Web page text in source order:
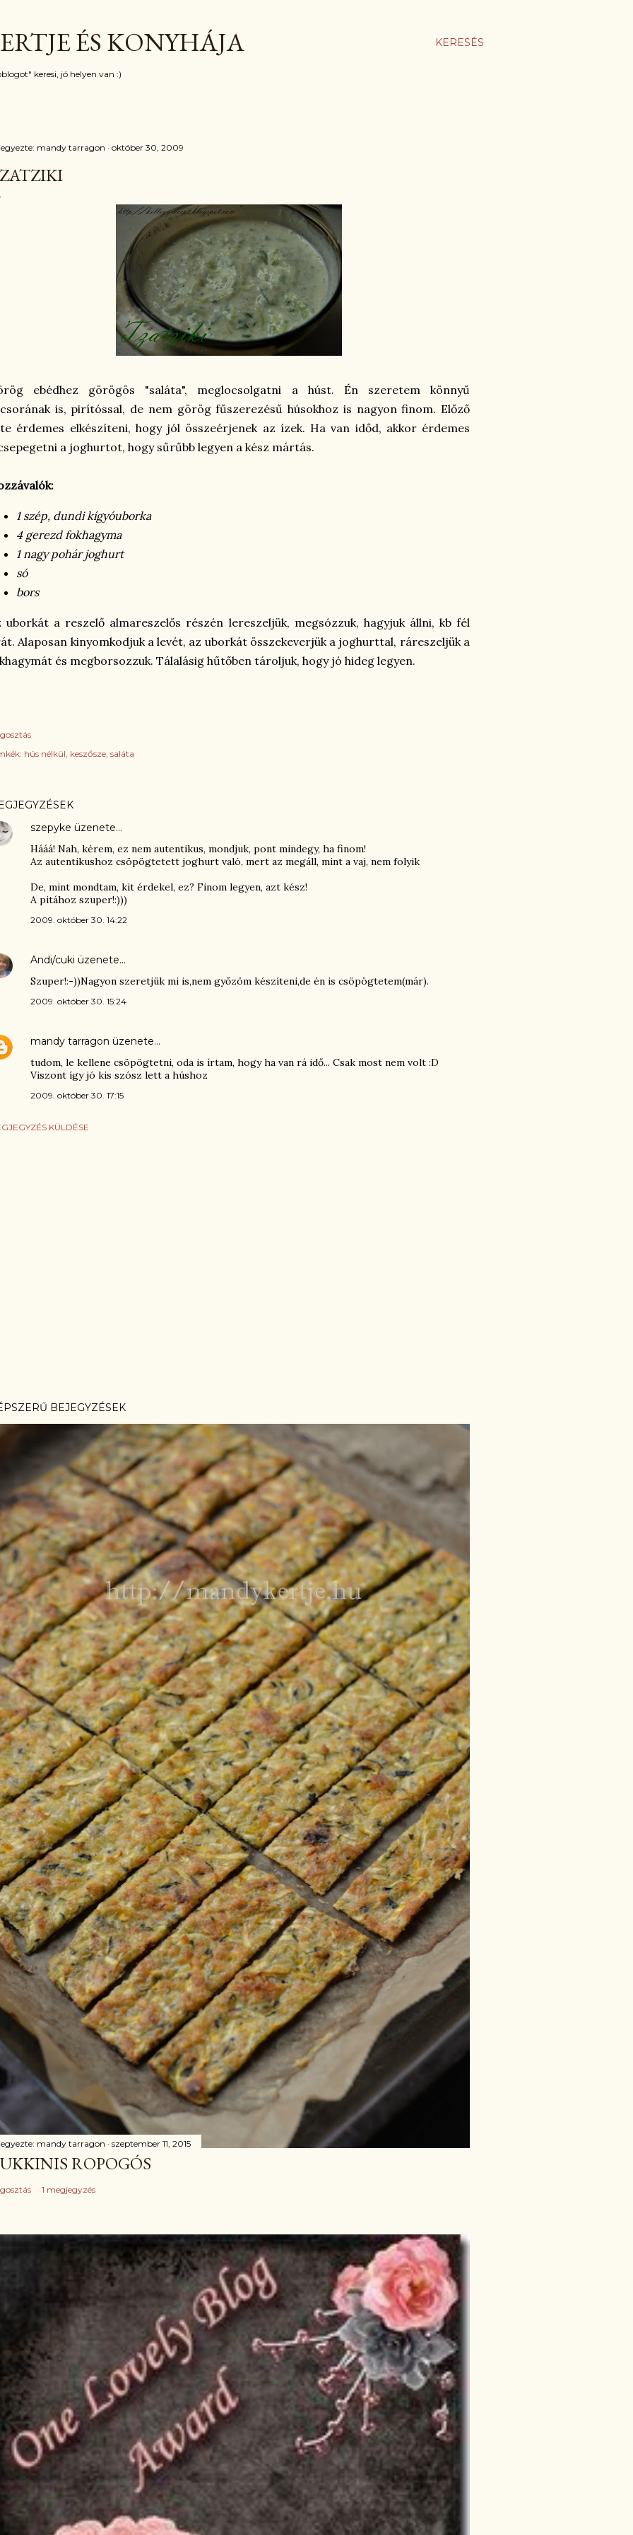
KERESÉS
ÉS KONYHÁJA
keresi, jó helyen van :)
mandy tarragon október 30, 2009
ebédhez görögös "saláta", meglocsolgatni a húst. Én szeretem könnyű
is, pirítóssal, de nem görög fűszerezésű húsokhoz is nagyon finom. Előző
érdemes elkészíteni, hogy jól összeérjenek az ízek. Ha van időd, akkor érdemes
a joghurtot, hogy sűrűbb legyen a kész mártás.
1 szép, dundi kígyóuborka
4 gerezd fokhagyma
1 nagy pohár joghurt
só
bors
uborkát a reszelő almareszelős részén lereszeljük, megsózzuk, hagyjuk állni, kb fél
Alaposan kinyomkodjuk a levét, az uborkát összekeverjük a joghurttal, ráreszeljük a
és megborsozzuk. Tálalásig hűtőben tároljuk, hogy jó hideg legyen.
hús nélkül keszősze saláta
szepyke üzenete…
Hááá! Nah, kérem, ez nem autentikus, mondjuk, pont mindegy, ha finom!
Az autentikushoz csöpögtetett joghurt való, mert az megáll, mint a vaj, nem folyik
De, mint mondtam, kit érdekel, ez? Finom legyen, azt kész!
A pitához szuper!:)))
2009. október 30. 14:22
Andi/cuki üzenete…
Szuper!:-))Nagyon szeretjük mi is,nem győzöm készíteni,de én is csöpögtetem(már).
2009. október 30. 15:24
mandy tarragon üzenete…
tudom, le kellene csöpögtetni, oda is írtam, hogy ha van rá idő... Csak most nem volt :D
Viszont így jó kis szósz lett a húshoz
2009. október 30. 17:15
KÜLDÉSE
BEJEGYZÉSEK
mandy tarragon szeptember 11, 2015
ROPOGÓS
1 megjegyzés